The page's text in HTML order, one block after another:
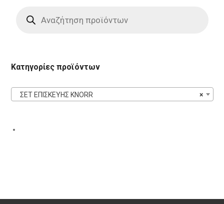
search
Κατηγορίες προϊόντων
×
ΣΕΤ ΕΠΙΣΚΕΥΗΣ KNORR